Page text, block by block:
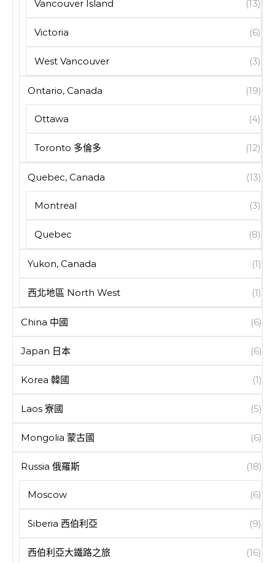
Vancouver Island (13)
Victoria (6)
West Vancouver (3)
Ontario, Canada (19)
Ottawa (4)
Toronto 多倫多 (12)
Quebec, Canada (13)
Montreal (3)
Quebec (8)
Yukon, Canada (1)
西北地區 North West (1)
China 中國 (6)
Japan 日本 (6)
Korea 韓國 (1)
Laos 寮國 (5)
Mongolia 蒙古國 (6)
Russia 俄羅斯 (18)
Moscow (6)
Siberia 西伯利亞 (9)
西伯利亞大鐵路之旅 (16)